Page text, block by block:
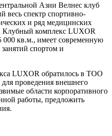
Азии Велнес клуб
весь спектр спортивно-
и ряд медицинских
Клубный комплекс LUXOR
000 кв.м., имеет современную
спортом и
LUXOR обратилось в ТОО
проведения внешнего
области корпоративного
работы, предложить